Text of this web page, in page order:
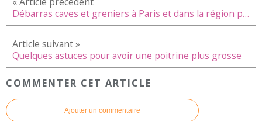
Débarras caves et greniers à Paris et dans la région parisienne
Quelques astuces pour avoir une poitrine plus grosse
COMMENTER CET ARTICLE
Ajouter un commentaire